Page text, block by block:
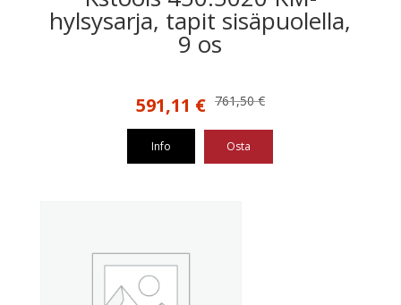
hylsysarja, tapit sisäpuolella,
9 os
761,50€
Alkuperäinen
761,50 €.
591,11 €Nykyinen
591,11 €.
Info Osta